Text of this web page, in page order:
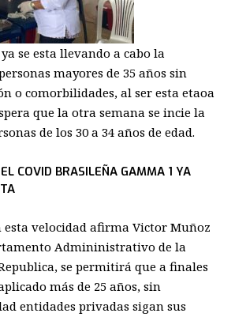
se esta llevando a cabo la
mayores de 35 años sin
o comorbilidades, al ser esta etaoa
que la otra semana se incie la
de los 30 a 34 años de edad.
COVID BRASILEÑA GAMMA 1 YA
esta velocidad afirma Victor Muñoz
Admininistrativo de la
se permitirá que a finales
más de 25 años, sin
entidades privadas sigan sus